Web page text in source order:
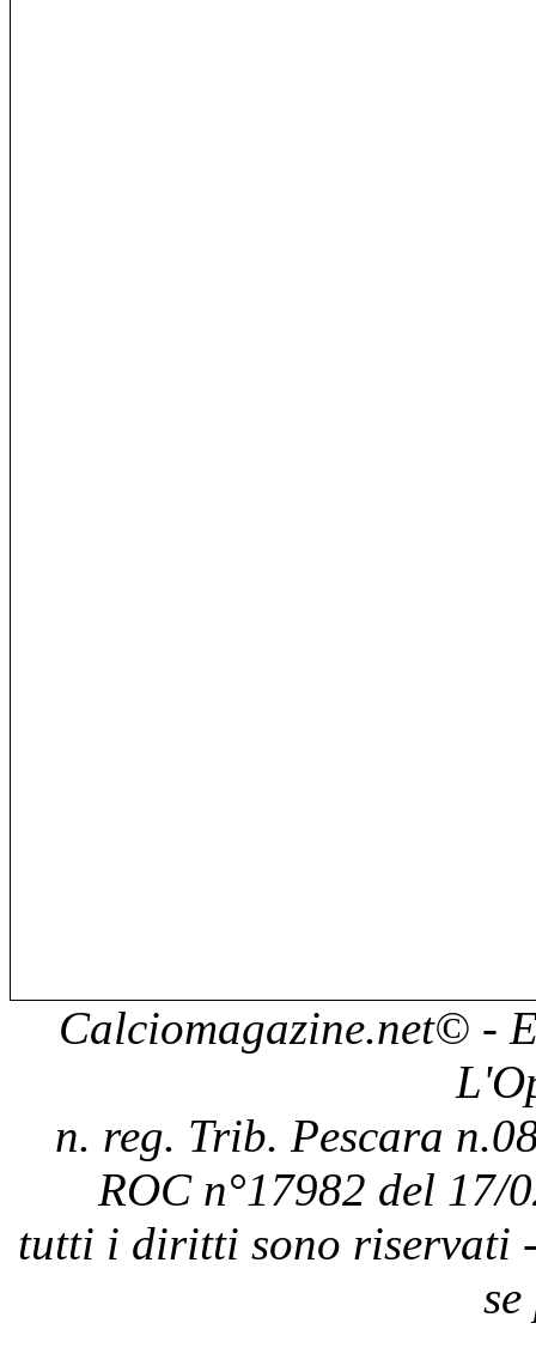
Calciomagazine.net© -
n. reg. Trib. Pescara
ROC n°17982 del 17/
tutti i diritti sono riservati